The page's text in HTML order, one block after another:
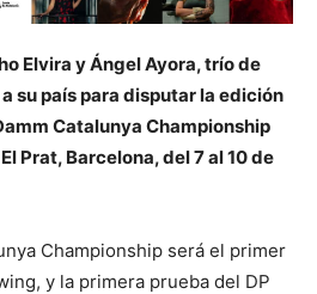
Elvira y Ángel Ayora, trío de
su país para disputar la edición
Catalunya Championship
Prat, Barcelona, del 7 al 10 de
Championship será el primer
y la primera prueba del DP